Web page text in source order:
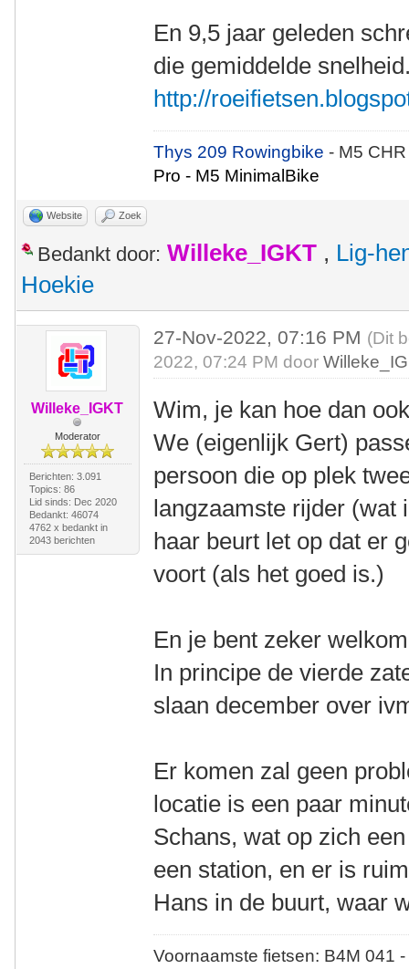
En 9,5 jaar geleden
die gemiddelde
http://
Thys 209 Rowingbike- M5
Pro - M5 MinimalBike
Website Zoek
Bedankt door: Willeke_IGKT , Lig-
Hoekie
Willeke_IGKT
Moderator
Berichten: 3.091
Topics: 86
Lid sinds: Dec 2020
Bedankt: 46074
4762 x bedankt in
2043 berichten
27-Nov-2022, 07:16 PM (Dit
2022, 07:24 PM door
Wim, je kan hoe dan
We (eigenlijk Gert)
persoon die op plek
langzaamste rijder (wat
haar beurt let op dat er
voort (als het goed is.)
En je bent zeker
In principe de vierde
slaan december over
Er komen zal geen
locatie is een paar
Schans, wat op zich
een station, en er is
Hans in de buurt, waar
Voornaamste fietsen: B4M